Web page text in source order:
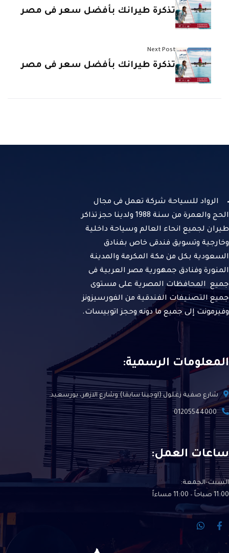
تذكرة طيرانك بأفضل سعر فى مصر
Next Post
تذكرة طيرانك بأفضل سعر فى مصر
الرواد للسياحة شركة تعمل فى مجال
الحج والعمرة من سنة 1988 ولدينا حجز تذاكر
طيران لجميع انحاء العالم وسياحة داخلية
وخارجية وتسويق فندقى خاص بفنادق
السعودية بكل من مكة المكرمة والمدينة
المنورة وفنادق جمهورية مصر العربية فى
جميع المحافظات المصرية على مستوى
جميع التصنيفات الفندقية من الفورسيزونز
وفيرمونت إلى جميع ما دونه وحجز اتوبيسات.
المعلومات الرسمية:
شارع صفية زغلول (اوجينا سابقا) وشارع الازهر، بورسعيد.
01205544000
ساعات العمل:
السبت-الجمعة:
11:00 صباحاً – 11:00 مساءاً